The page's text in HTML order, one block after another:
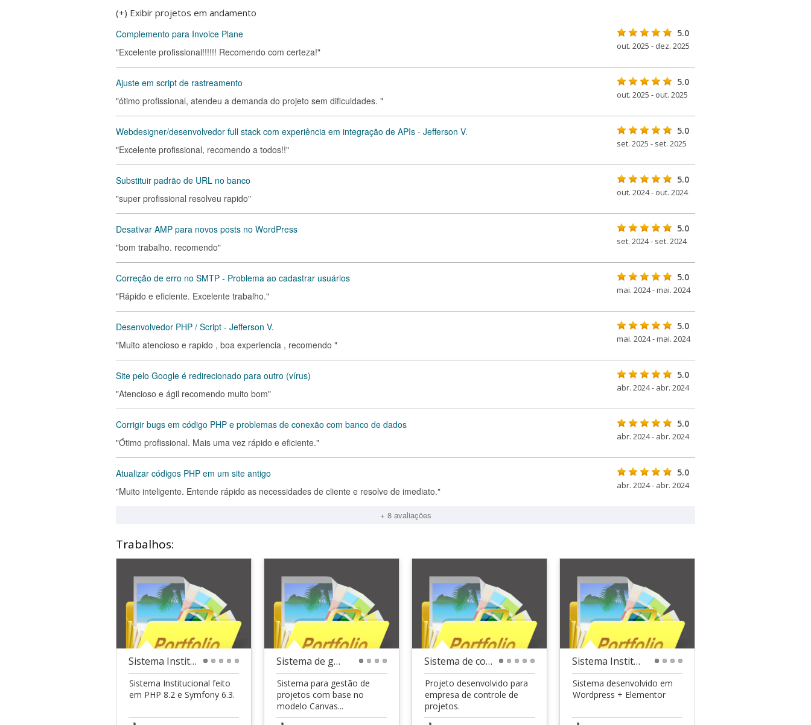
(+) Exibir projetos em andamento
Complemento para Invoice Plane
"Excelente profissional!!!!!! Recomendo com certeza!"
5.0
out. 2025 - dez. 2025
Ajuste em script de rastreamento
"ótimo profissional, atendeu a demanda do projeto sem dificuldades. "
5.0
out. 2025 - out. 2025
Webdesigner/desenvolvedor full stack com experiência em integração de APIs - Jefferson V.
"Excelente profissional, recomendo a todos!!"
5.0
set. 2025 - set. 2025
Substituir padrão de URL no banco
"super profissional resolveu rapido"
5.0
out. 2024 - out. 2024
Desativar AMP para novos posts no WordPress
"bom trabalho. recomendo"
5.0
set. 2024 - set. 2024
Correção de erro no SMTP - Problema ao cadastrar usuários
"Rápido e eficiente. Excelente trabalho."
5.0
mai. 2024 - mai. 2024
Desenvolvedor PHP / Script - Jefferson V.
"Muito atencioso e rapido , boa experiencia , recomendo "
5.0
mai. 2024 - mai. 2024
Site pelo Google é redirecionado para outro (vírus)
"Atencioso e ágil recomendo muito bom"
5.0
abr. 2024 - abr. 2024
Corrigir bugs em código PHP e problemas de conexão com banco de dados
"Ótimo profissional. Mais uma vez rápido e eficiente."
5.0
abr. 2024 - abr. 2024
Atualizar códigos PHP em um site antigo
"Muito inteligente. Entende rápido as necessidades de cliente e resolve de imediato."
5.0
abr. 2024 - abr. 2024
+ 8 avaliações
Trabalhos:
Sistema Institucional
Sistema Institucional feito
em PHP 8.2 e Symfony 6.3.
Sistema de gestão de projetos modelo Canvas
Sistema para gestão de
projetos com base no
modelo Canvas...
Sistema de controle de Projetos
Projeto desenvolvido para
empresa de controle de
projetos.
Sistema Institucional - Stremma
Sistema desenvolvido em
Wordpress + Elementor